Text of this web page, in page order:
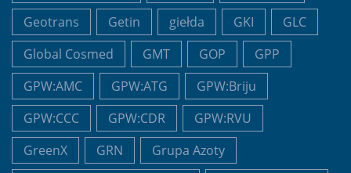
Geotrans
Getin giełda GKI
GLC
Global Cosmed
GMT GOP
GPP
GPW:AMC
GPW:ATG
GPW:Briju
GPW:CCC
GPW:CDR
GPW:RVU
GreenX
GRN
Grupa Azoty